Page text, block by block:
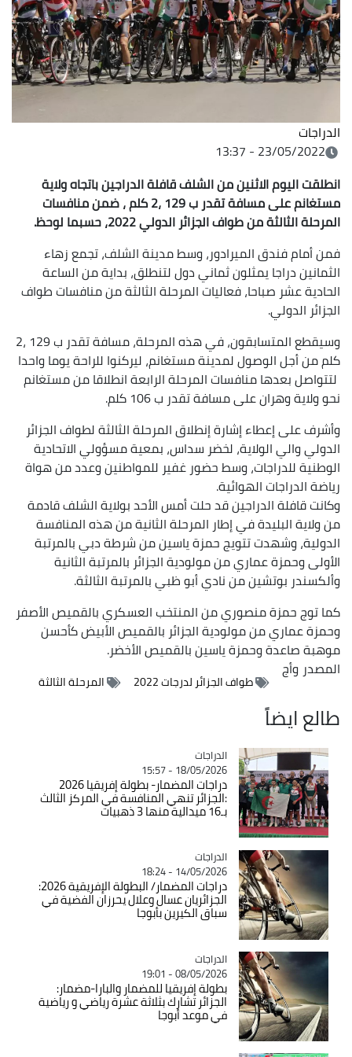
الدراجات
23/05/2022 - 13:37
انطلقت اليوم الاثنين من الشلف قافلة الدراجين باتجاه ولاية
مستغانم على مسافة تقدر ب 129 ،2 كلم ، ضمن منافسات
المرحلة الثالثة من طواف الجزائر الدولي 2022، حسبما لوحظ.
فمن أمام فندق الميرادور، وسط مدينة الشلف، تجمع زهاء
الثمانين دراجا يمثلون ثماني دول لتنطلق، بداية من الساعة
الحادية عشر صباحا، فعاليات المرحلة الثالثة من منافسات طواف
الجزائر الدولي.
وسيقطع المتسابقون، في هذه المرحلة، مسافة تقدر ب 129 ،2
كلم من أجل الوصول لمدينة مستغانم، ليركنوا للراحة يوما واحدا
لتتواصل بعدها منافسات المرحلة الرابعة انطلاقا من مستغانم
نحو ولاية وهران على مسافة تقدر ب 106 كلم.
وأشرف على إعطاء إشارة إنطلاق المرحلة الثالثة لطواف الجزائر
الدولي والي الولاية، لخضر سداس، بمعية مسؤولي الاتحادية
الوطنية للدراجات، وسط حضور غفير للمواطنين وعدد من هواة
رياضة الدراجات الهوائية.
وكانت قافلة الدراجين قد حلت أمس الأحد بولاية الشلف قادمة
من ولاية البليدة في إطار المرحلة الثانية من هذه المنافسة
الدولية، وشهدت تتويج حمزة ياسين من شرطة دبي بالمرتبة
الأولى وحمزة عماري من مولودية الجزائر بالمرتبة الثانية
وألكسندر بوتشين من نادي أبو ظبي بالمرتبة الثالثة.
كما توج حمزة منصوري من المنتخب العسكري بالقميص الأصفر
وحمزة عماري من مولودية الجزائر بالقميص الأبيض كأحسن
موهبة صاعدة وحمزة ياسين بالقميص الأخضر.
المصدروأج
طواف الجزائر لدرجات 2022 المرحلة الثالثة
طالع ايضاً
Catégorie
الدراجات
18/05/2026 - 15:57
دراجات المضمار- بطولة إفريقيا 2026
:الجزائر تنهي المنافسة في المركز الثالث
Catégorie
الدراجات
14/05/2026 - 18:24
دراجات المضمار/ البطولة الإفريقية 2026:
الجزائريان عسال وعلال يحرزان الفضية في
سباق الكيرين بأبوجا
Catégorie
الدراجات
08/05/2026 - 19:01
بطولة إفريقيا للمضمار والبارا-مضمار:
الجزائر تشارك بثلاثة عشرة رياضي و رياضية
في موعد أبوجا